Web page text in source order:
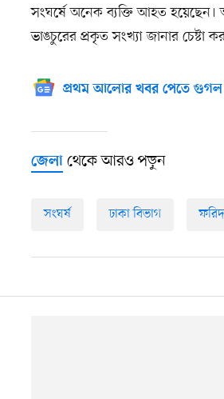
সংঘর্ষে অনেক ব্যক্তি আহত
ভাঙচুরের প্রকৃত সংখ্যা জানার চেষ্টা
প্রথম আলোর খবর পেতে
জেলা থেকে আরও পড়ুন
সংঘর্ষ ঢাকা বিভাগ